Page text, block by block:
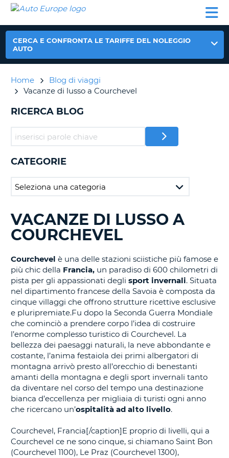
NOLEGGIO
NOLEGGIO
AUTO
EUROPE
NOLEGGIO
CAMPER
PARTNER
AIUTO
MIO
GESTISCI
ITALIA
CERCA E CONFRONTA LE TARIFFE DEL NOLEGGIO
AUTO
Home
Blog di viaggi
Vacanze di lusso a Courchevel
RICERCA BLOG
CATEGORIE
RICERCA
BLOG
IN
CORSO......
VACANZE DI LUSSO A
COURCHEVEL
Courchevel è una delle stazioni sciistiche più famose e
più chic della Francia, un paradiso di 600 chilometri di
pista per gli appassionati degli sport invernali. Situata
nel dipartimento francese della Savoia è composta da
cinque villaggi che offrono strutture ricettive esclusive
e pluripremiate.Fu dopo la Seconda Guerra Mondiale
che cominciò a prendere corpo l’idea di costruire
l’enorme complesso turistico di Courchevel. La
bellezza dei paesaggi naturali, la neve abbondante e
costante, l’anima festaiola dei primi albergatori di
montagna arrivò presto all’orecchio di benestanti
amanti della montagna e degli sport invernali tanto
da diventare nel corso del tempo una destinazione
bianca d’eccellenza per migliaia di turisti ogni anno
che ricercano un’ospitalità ad alto livello.
Courchevel, Francia[/caption]E proprio di livelli, qui a
Courchevel ce ne sono cinque, si chiamano Saint Bon
(Courchevel 1100), Le Praz (Courchevel 1300),